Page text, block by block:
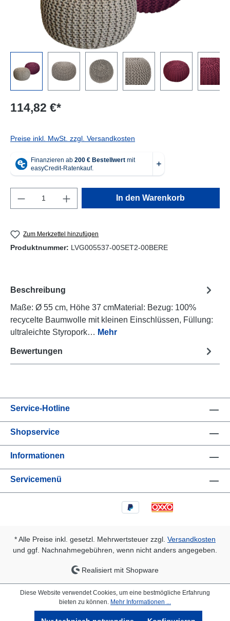
114,82 €*
Preise inkl. MwSt. zzgl. Versandkosten
Produkt Anzahl: Gib den gewünschten
In den Warenkorb
Zum Merkzettel hinzufügen
Produktnummer: LVG005537-00SET2-00BERE
Beschreibung
Maße: Ø 55 cm, Höhe 37 cmMaterial: Bezug: 100%
recycelte Baumwolle mit kleinen Einschlüssen, Füllung:
ultraleichte Styropork… Mehr
Bewertungen
Service-Hotline
Shopservice
Informationen
Servicemenü
* Alle Preise inkl. gesetzl. Mehrwertsteuer zzgl. Versandkosten
und ggf. Nachnahmegebühren, wenn nicht anders angegeben.
Realisiert mit Shopware
Diese Website verwendet Cookies, um eine bestmögliche Erfahrung
bieten zu können. Mehr Informationen ...